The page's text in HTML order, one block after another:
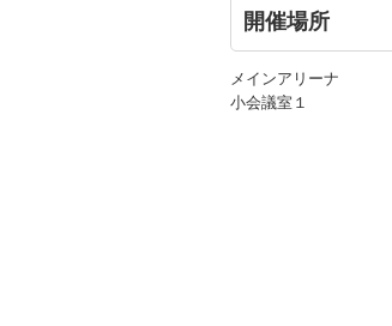
開催場所
メインアリーナ
小会議室１